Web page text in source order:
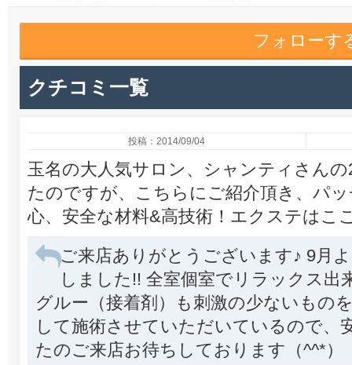
フォローす
クチコミ一覧
投稿：2014/09/04
玉名の大人気サロン、シャンティさん
たのですが、こちらにご紹介頂き、パ
心、安全な材料&高技術！エクステはこ
ご来店ありがとうございます♪ 9月
しました!! 全室個室でリラックス出
グルー（接着剤）も刺激の少ないもの
して施術させていただいているので
たのご来店お待ちしております（^^*）